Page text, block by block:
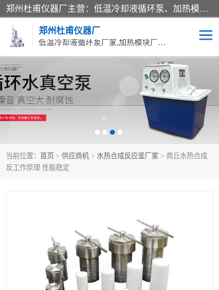
郑州杜甫仪器厂主营：低温冷却液循环泵、加热模块、水热合成反应釜、水油浴锅、旋转蒸发器、循环水真空泵等产品。郑州杜甫仪器厂在众多的教学仪器行业中依靠科技力量扬长避短、迅速发展，成为国家教委*生产教学仪器的厂家，产品具有国内良好水平，主导产品通过ISO9002质量认证。
郑州杜甫仪器厂
低温冷却液循环泵厂家,加热模块厂家,水热合成反应釜厂家,水油浴锅厂家,旋转蒸发器厂家
当前位置： 首页 > 供应商机 > 水热合成反应釜厂家 > 商丘水热合成
反工作原理 性能稳定
循环水真空泵厂家 水热合成反应釜厂家
低温冷却液循环泵厂家 加热模块厂家
气流烘干器
旋转蒸发器厂家 双层玻璃反应釜10L
多功能油浴锅
单层玻璃反应釜 低温恒温反应浴槽
磁力搅拌器 电动搅拌器